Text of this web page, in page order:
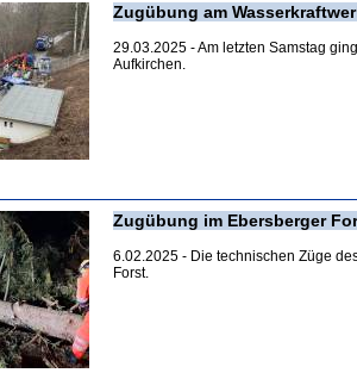
Zugübung am
29.03.2025 - Am letzten Samstag
Aufkirchen.
Zugübung im Ebersberger
6.02.2025 - Die technischen Züge
Forst.